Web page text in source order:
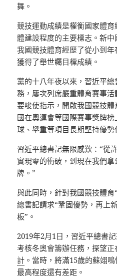
舞。
競技運動成績是權衡國家體
體建設程度的主要標志。新中
我國競技體育經歷了從小到年
獲得了舉世矚目標成績。
黨的十八年夜以來，習近平
務，屢次列席嚴重體育賽事
要唆使指示，開啟我國競技
國在奧運會等國際賽事獎牌
球、舉重等項目長期堅持優勢
習近平總書記無限感歎：“從
實現零的衝破，到現在我們
牌。”
與此同時，針對我國競技體
總書記請求“鞏固優勢，再上
板”。
2019年2月1日，習近平總書
考核冬奧會籌辦任務，探望
計 。當時，將滿15歲的蘇翊
最高程度還有差距。